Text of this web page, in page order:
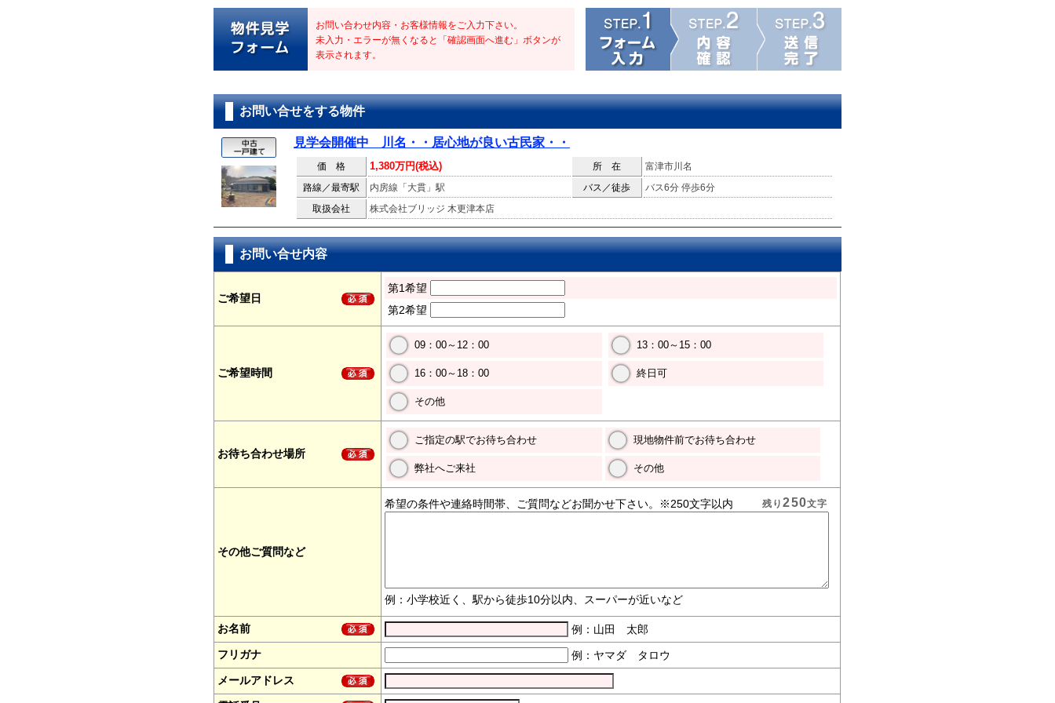
お問い合わせ内容・お客様情報をご入力下さい。
未入力・エラーが無くなると「確認画面へ進む」ボタンが
表示されます。
お問い合せをする物件
見学会開催中 川名・・居心地が良い古民家・・
価 格 1,380万円(税込) 所 在
富津市川名
路線／最寄駅
内房線「大貫」駅 バス／徒歩
バス6分 停歩6分
取扱会社
株式会社ブリッジ 木更津本店
お問い合せ内容
ご希望日
第1希望
第2希望
ご希望時間
09：00～12：00 13：00～15：00
16：00～18：00 終日可
その他
お待ち合わせ場所
ご指定の駅でお待ち合わせ 現地物件前でお待ち合わせ
弊社へご来社 その他
その他ご質問など
希望の条件や連絡時間帯、ご質問などお聞かせ下さい。※250文字以内
例：小学校近く、駅から徒歩10分以内、スーパーが近いなど
残り250文字
お名前
例：山田 太郎
フリガナ
例：ヤマダ タロウ
メールアドレス